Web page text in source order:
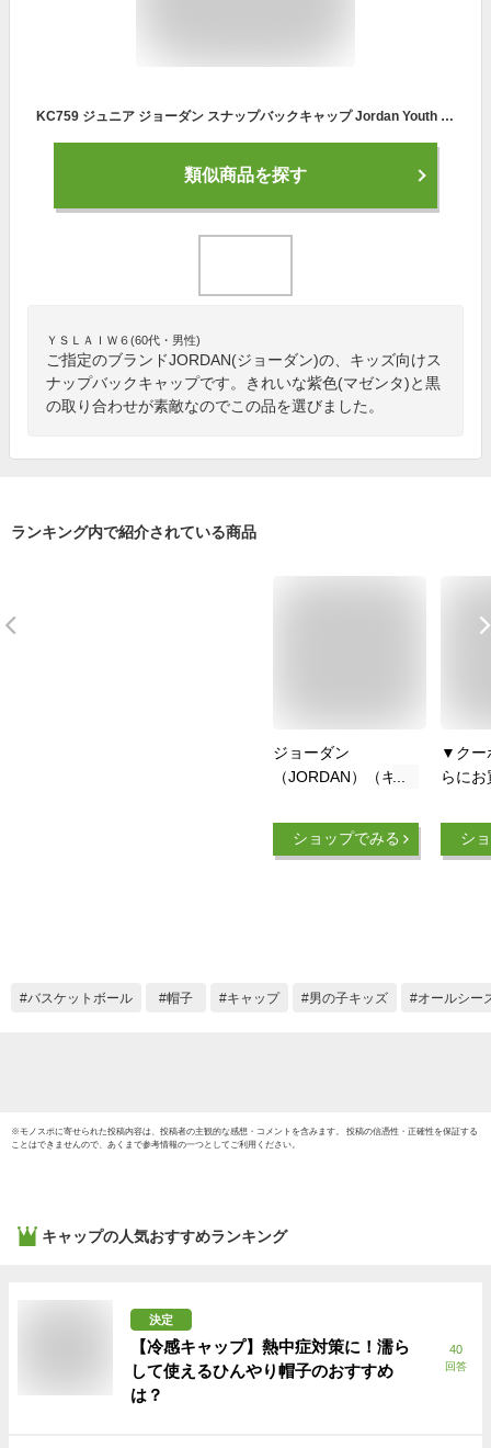
KC759 ジュニア ジョーダン スナップバックキャップ Jordan Youth Snapback Cap キッズ 帽子 マゼンタ黒
類似商品を探す
ＹＳＬＡＩＷ６(60代・男性)
ご指定のブランドJORDAN(ジョーダン)の、キッズ向けス
ナップバックキャップです。きれいな紫色(マゼンタ)と黒
の取り合わせが素敵なのでこの品を選びました。
ランキング内で紹介されている商品
ジョーダン
（JORDAN）（キッ
CURVEBRIM キャッ
プ 8A0698-023
ショップでみる
▼クー
らに
ELE
キッ
ト ア
シ
バスケットボール 帽子 キャップ 男の子キッズ オールシー
※モノスポに寄せられた投稿内容は、投稿者の主観的な感想・コメントを含みます。 投稿の信憑性・正確性を保証する
ことはできませんので、あくまで参考情報の一つとしてご利用ください。
キャップの人気おすすめランキング
決定
【冷感キャップ】熱中症対策に！濡ら
して使えるひんやり帽子のおすすめ
は？
40
回答